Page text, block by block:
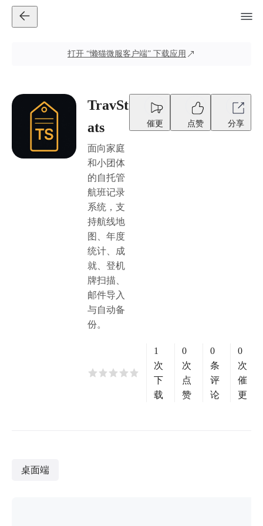
打开 “懒猫微服客户端” 下载应用
TravSt
ats
面向家庭
和小团体
的自托管
航班记录
系统，支
持航线地
图、年度
统计、成
就、登机
牌扫描、
邮件导入
与自动备
份。
催更 点赞 分享
1
次
下
载
0
次
点
赞
0
条
评
论
0
次
催
更
桌面端